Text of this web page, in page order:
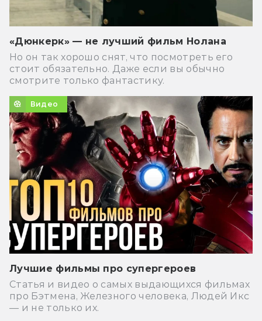
«Дюнкерк» — не лучший фильм Нолана
Но он так хорошо снят, что посмотреть его
стоит обязательно. Даже если вы обычно
смотрите только фантастику.
Видео
Лучшие фильмы про супергероев
Статья и видео о самых выдающихся фильмах
про Бэтмена, Железного человека, Людей Икс
— и не только их.